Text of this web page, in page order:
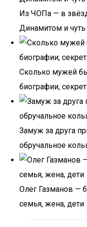
Из ЧОПа — в
Динамитом и
Сколько мужей
биографии,
Замуж за друга
обручальное
Олег Газманов —
семья, жена, дети